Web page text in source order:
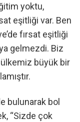
yoktu,
eşitliği var. Ben
fırsat eşitliği
gelmezdi. Biz
büyük bir
bulunarak bol
“Sizde çok